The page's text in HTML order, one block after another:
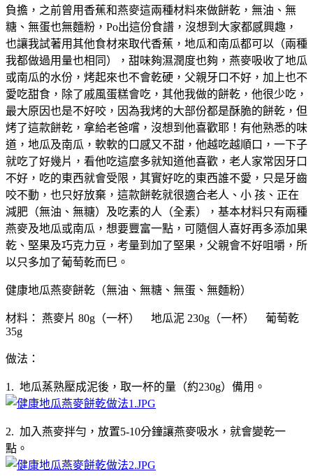
負擔，之前曾用香蕉和燕麥這兩種材料來做餅乾，無油、無
糖、無蛋也無麵粉，Po出這份食譜，沒想到大家都感興趣，
也讓我試著用其他食材來取代香蕉，地瓜和南瓜都可以（兩種
我都做過用量也相同），甜味夠濕潤度也夠，燕麥吸收了地瓜
或南瓜的水份，烤起來也不會乾硬，父親牙口不好，加上也不
愛吃甜食，除了戚風蛋糕會吃，其他我做的餅乾，他很少吃，
最大原因也是不好咬，因為我烤的大部份都是酥脆的餅乾，但
烤了這款餅乾，拿給老爸嚐，沒想到他喜歡耶！有他熟悉的味
道，地瓜及南瓜，軟軟的口感又不甜，他越吃越順口，一下子
就吃了好幾片，看他吃這麼多就知道他喜歡，老人家常因牙口
不好，吃的東西就會受限，其實好吃的東西誰不愛，只是牙齒
咬不動，也只好放棄，這款餅乾就很適合老人、小 孩、正在
減肥（無油、無糖）及吃素的人（全素），基本材料只有兩種
燕麥及地瓜或南瓜，想要豐富一點，可隨個人喜好再多添加果
乾、堅果及巧克力豆，考量到加了堅果，父親會不好咀嚼，所
以只多加了葡萄乾而巳。
健康地瓜燕麥餅乾（無油、無糖、無蛋、無麵粉）
材料： 燕麥片 80g（一杯） 地瓜泥 230g（一杯） 葡萄乾
35g
做法：
1. 地瓜蒸熟壓成泥後，取一杯的量（約230g）備用。
2. 加入燕麥拌勻，放置5-10分鐘讓燕麥吸水，就會變乾一
點。